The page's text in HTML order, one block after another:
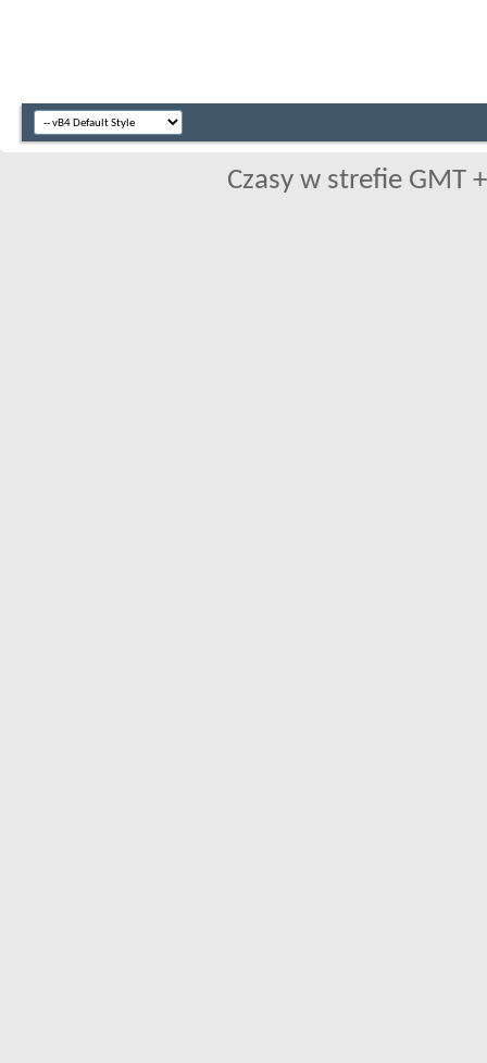
Czasy w strefie GMT